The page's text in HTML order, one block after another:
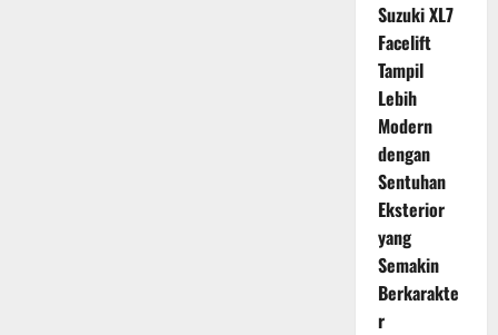
Suzuki XL7
Facelift
Tampil
Lebih
Modern
dengan
Sentuhan
Eksterior
yang
Semakin
Berkarakte
r